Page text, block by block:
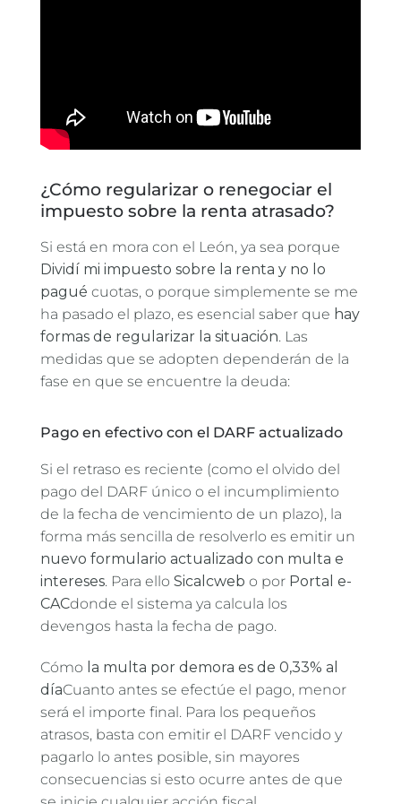
¿Cómo regularizar o renegociar el
impuesto sobre la renta atrasado?
Si está en mora con el León, ya sea porque
Dividí mi impuesto sobre la renta y no lo
pagué cuotas, o porque simplemente se me
ha pasado el plazo, es esencial saber que hay
formas de regularizar la situación. Las
medidas que se adopten dependerán de la
fase en que se encuentre la deuda:
Pago en efectivo con el DARF actualizado
Si el retraso es reciente (como el olvido del
pago del DARF único o el incumplimiento
de la fecha de vencimiento de un plazo), la
forma más sencilla de resolverlo es emitir un
nuevo formulario actualizado con multa e
intereses. Para ello Sicalcweb o por Portal e-
CACdonde el sistema ya calcula los
devengos hasta la fecha de pago.
Cómo la multa por demora es de 0,33% al
díaCuanto antes se efectúe el pago, menor
será el importe final. Para los pequeños
atrasos, basta con emitir el DARF vencido y
pagarlo lo antes posible, sin mayores
consecuencias si esto ocurre antes de que